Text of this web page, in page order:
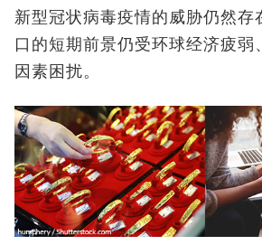
新型冠状病毒疫情的威胁仍然存
口的短期前景仍受环球经济疲弱
因素困扰。